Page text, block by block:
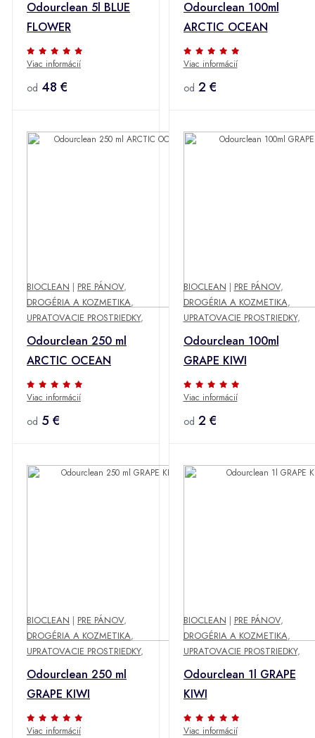
Odourclean 5l BLUE
FLOWER
Viac informácií
od 48 €
Odourclean 100ml
ARCTIC OCEAN
Viac informácií
od 2 €
BIOCLEAN | PRE PÁNOV,
DROGÉRIA A KOZMETIKA,
UPRATOVACIE PROSTRIEDKY,
Odourclean 250 ml
ARCTIC OCEAN
Viac informácií
od 5 €
BIOCLEAN | PRE PÁNOV,
DROGÉRIA A KOZMETIKA,
UPRATOVACIE PROSTRIEDKY,
Odourclean 100ml
GRAPE KIWI
Viac informácií
od 2 €
BIOCLEAN | PRE PÁNOV,
DROGÉRIA A KOZMETIKA,
UPRATOVACIE PROSTRIEDKY,
Odourclean 250 ml
GRAPE KIWI
Viac informácií
BIOCLEAN | PRE PÁNOV,
DROGÉRIA A KOZMETIKA,
UPRATOVACIE PROSTRIEDKY,
Odourclean 1l GRAPE
KIWI
Viac informácií